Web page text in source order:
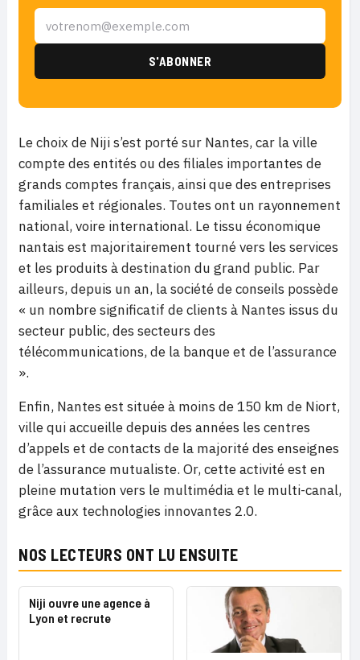
Le choix de Niji s’est porté sur Nantes, car la ville
compte des entités ou des filiales importantes de
grands comptes français, ainsi que des entreprises
familiales et régionales. Toutes ont un rayonnement
national, voire international. Le tissu économique
nantais est majoritairement tourné vers les services
et les produits à destination du grand public. Par
ailleurs, depuis un an, la société de conseils possède
« un nombre significatif de clients à Nantes issus du
secteur public, des secteurs des
télécommunications, de la banque et de l’assurance
».
Enfin, Nantes est située à moins de 150 km de Niort,
ville qui accueille depuis des années les centres
d’appels et de contacts de la majorité des enseignes
de l’assurance mutualiste. Or, cette activité est en
pleine mutation vers le multimédia et le multi-canal,
grâce aux technologies innovantes 2.0.
NOS LECTEURS ONT LU ENSUITE
Niji ouvre une agence à
Lyon et recrute